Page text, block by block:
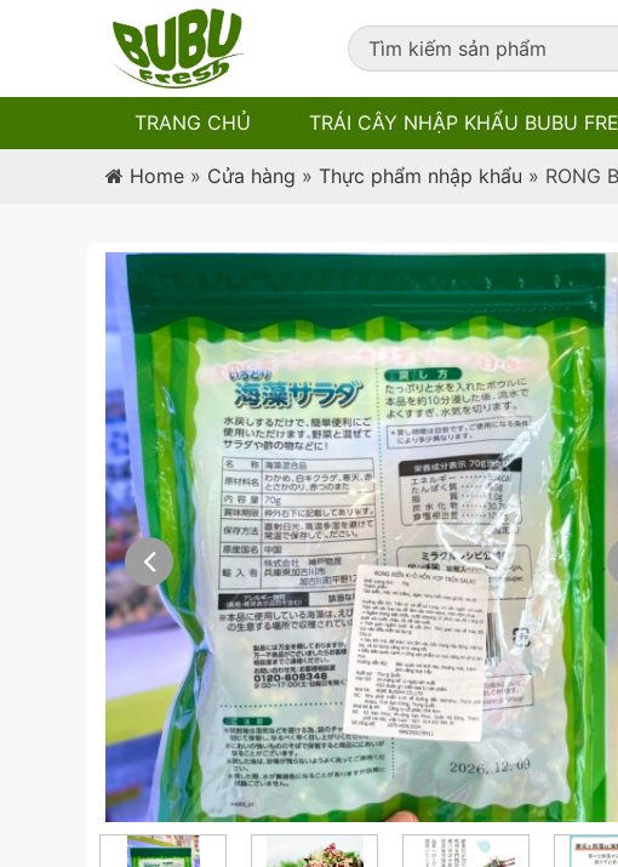
TRANG CHỦ TRÁI CÂY NHẬP KHẨU BUBU
Home » Cửa hàng » Thực phẩm nhập khẩu » RONG